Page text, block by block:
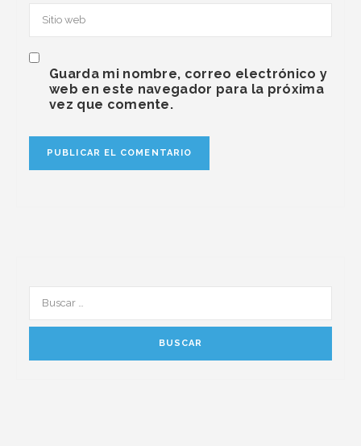
Guarda mi nombre, correo electrónico y
web en este navegador para la próxima
vez que comente.